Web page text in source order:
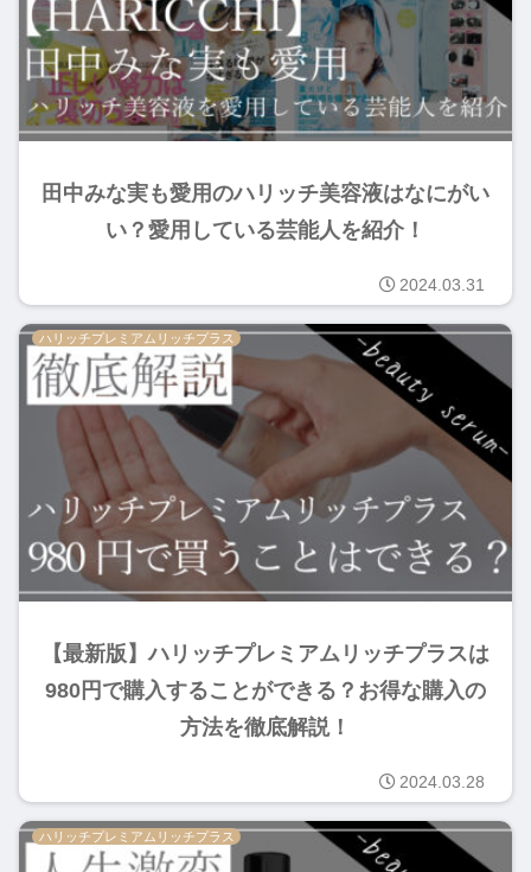
田中みな実も愛用のハリッチ美容液はなにがい
い？愛用している芸能人を紹介！
2024.03.31
ハリッチプレミアムリッチプラス
【最新版】ハリッチプレミアムリッチプラスは
980円で購入することができる？お得な購入の
方法を徹底解説！
2024.03.28
ハリッチプレミアムリッチプラス